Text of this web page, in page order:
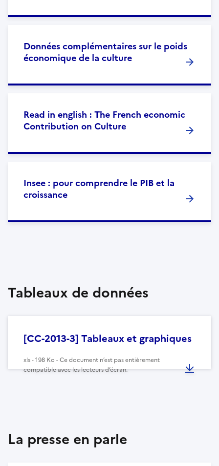
Données complémentaires sur le poids
économique de la culture
Read in english : The French economic
Contribution on Culture
Insee : pour comprendre le PIB et la
croissance
Tableaux de données
[CC-2013-3] Tableaux et graphiques
xls - 198 Ko - Ce document n’est pas entièrement
compatible avec les lecteurs d’écran.
La presse en parle